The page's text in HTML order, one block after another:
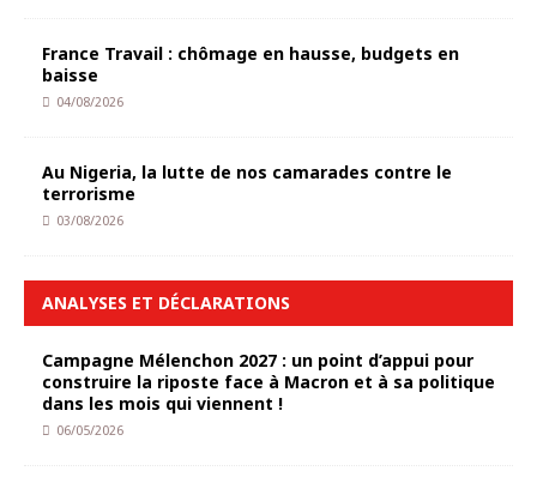
France Travail : chômage en hausse, budgets en
baisse
04/08/2026
Au Nigeria, la lutte de nos camarades contre le
terrorisme
03/08/2026
ANALYSES ET DÉCLARATIONS
Campagne Mélenchon 2027 : un point d’appui pour
construire la riposte face à Macron et à sa politique
dans les mois qui viennent !
06/05/2026